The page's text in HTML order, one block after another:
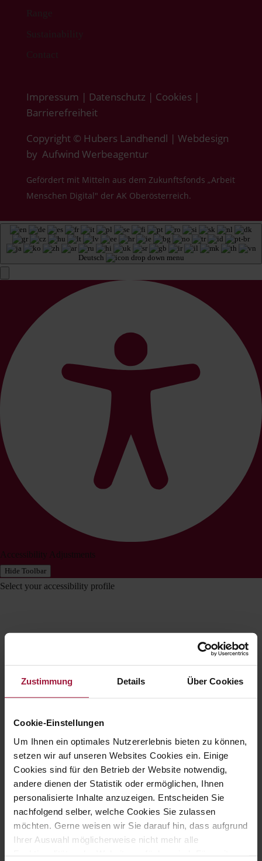
Zustimmung Details Über Cookies
Cookie-Einstellungen
Um Ihnen ein optimales Nutzererlebnis bieten zu können,
setzen wir auf unseren Websites Cookies ein. Einige
Cookies sind für den Betrieb der Website notwendig,
andere dienen der Statistik oder ermöglichen, Ihnen
personalisierte Inhalte anzuzeigen. Entscheiden Sie
nachfolgend selber, welche Cookies Sie zulassen
möchten. Gerne weisen wir Sie darauf hin, dass aufgrund
Ihrer Auswahl möglicherweise nicht mehr alle
Impressum | Datenschutz | Cookies |
Barrierefreiheit
Copyright © Hubers Landhendl | Webdesign
by Aufwind Werbeagentur
Gefördert mit Mitteln aus dem Zukunftsfonds „Arbeit
Menschen Digital" der AK Oberösterreich.
Deutsch
Accessibility Adjustments
Hide Toolbar
Select your accessibility profile